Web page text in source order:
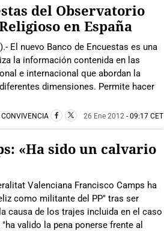
del Observatorio
en España
El nuevo Banco de Encuestas es una
la información contenida en las
e internacional que abordan la
dimensiones. Permite hacer
CONVIVENCIA 26 Ene 2012 - 09:17 CET
«Ha sido un calvario
Valenciana Francisco Camps ha
como militante del PP" tras ser
causa de los trajes incluida en el caso
valido la pena ponerse frente al